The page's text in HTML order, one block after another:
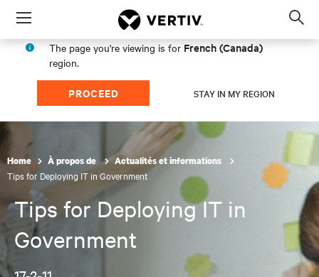
Menu
The page you're viewing is for French (Canada)
region.
PROCEED STAY IN MY REGION
Home À propos de Actualités et informations
Tips for Deploying IT in Government
Tips for Deploying IT in
Government